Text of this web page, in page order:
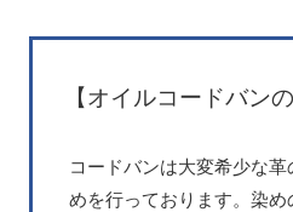
【オイルコードバン
コードバンは大変希少な
めを行っております。染め